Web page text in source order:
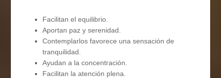
Facilitan el equilibrio.
Aportan paz y serenidad.
Contemplarlos favorece una sensación de
tranquilidad.
Ayudan a la concentración.
Facilitan la atención plena.